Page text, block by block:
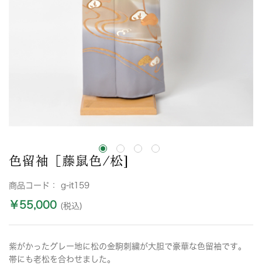
色留袖［藤鼠色/松]
商品コード： g-it159
￥55,000 (税込)
紫がかったグレー地に松の金駒刺繍が大胆で豪華な色留袖です。
帯にも老松を合わせました。